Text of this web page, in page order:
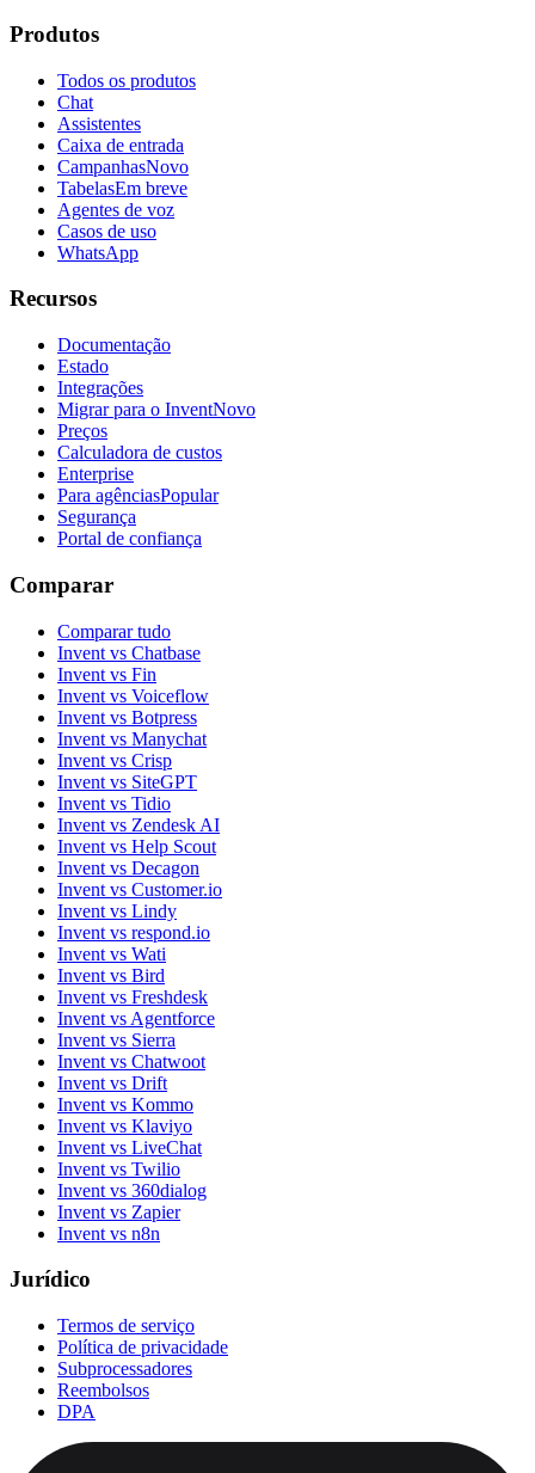
Produtos
Todos os produtos
Chat
Assistentes
Caixa de entrada
CampanhasNovo
TabelasEm breve
Agentes de voz
Casos de uso
WhatsApp
Recursos
Documentação
Estado
Integrações
Migrar para o InventNovo
Preços
Calculadora de custos
Enterprise
Para agênciasPopular
Segurança
Portal de confiança
Comparar
Comparar tudo
Invent vs Chatbase
Invent vs Fin
Invent vs Voiceflow
Invent vs Botpress
Invent vs Manychat
Invent vs Crisp
Invent vs SiteGPT
Invent vs Tidio
Invent vs Zendesk AI
Invent vs Help Scout
Invent vs Decagon
Invent vs Customer.io
Invent vs Lindy
Invent vs respond.io
Invent vs Wati
Invent vs Bird
Invent vs Freshdesk
Invent vs Agentforce
Invent vs Sierra
Invent vs Chatwoot
Invent vs Drift
Invent vs Kommo
Invent vs Klaviyo
Invent vs LiveChat
Invent vs Twilio
Invent vs 360dialog
Invent vs Zapier
Invent vs n8n
Jurídico
Termos de serviço
Política de privacidade
Subprocessadores
Reembolsos
DPA